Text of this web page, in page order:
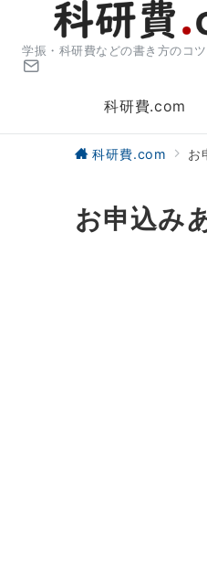
学振・科研費などの書き方のコ
科研費.com
科研費.com お
お申込み